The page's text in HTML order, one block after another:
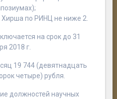
Хирша по РИНЦ не ниже 2.
на срок до 31
2018 г.
19 744 (девятнадцать
четыре) рубля.
должностей научных